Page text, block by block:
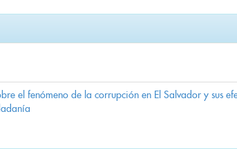
el fenómeno de la corrupción en El Salvador y sus